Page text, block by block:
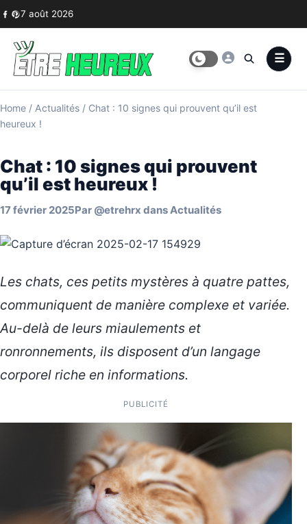
Skip to content
7 août 2026
Home / Actualités / Chat : 10 signes qui prouvent qu’il est
heureux !
Chat : 10 signes qui prouvent
qu’il est heureux !
17 février 2025Par @etrehrx dansActualités
Les chats, ces petits mystères à quatre pattes,
communiquent de manière complexe et variée.
Au-delà de leurs miaulements et
ronronnements, ils disposent d’un langage
corporel riche en informations.
PUBLICITÉ